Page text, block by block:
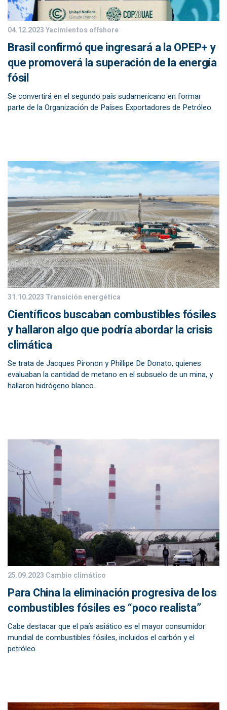
04.12.2023Yacimientos offshore
Brasil confirmó que ingresará a la OPEP+ y
que promoverá la superación de la energía
fósil
Se convertirá en el segundo país sudamericano en formar
parte de la Organización de Países Exportadores de Petróleo.
31.10.2023 Transición energética
Científicos buscaban combustibles fósiles
y hallaron algo que podría abordar la crisis
climática
Se trata de Jacques Pironon y Phillipe De Donato, quienes
evaluaban la cantidad de metano en el subsuelo de un mina, y
hallaron hidrógeno blanco.
25.09.2023 Cambio climático
Para China la eliminación progresiva de los
combustibles fósiles es “poco realista”
Cabe destacar que el país asiático es el mayor consumidor
mundial de combustibles fósiles, incluidos el carbón y el
petróleo.